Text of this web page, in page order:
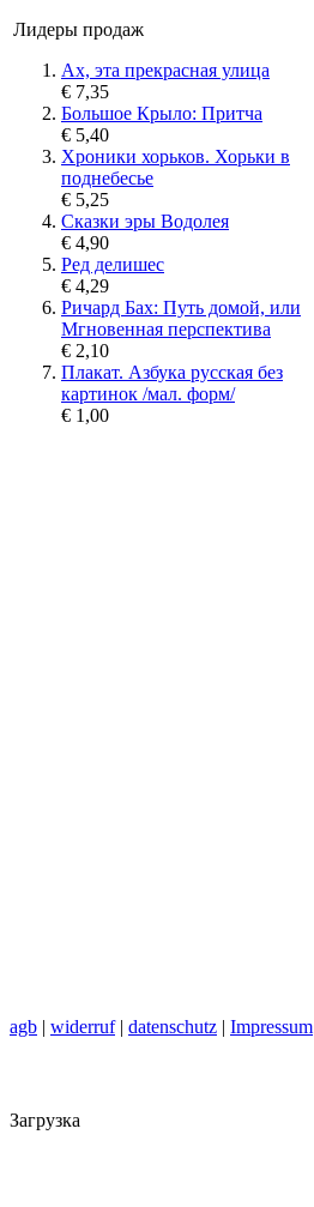
Лидеры продаж
Ах, эта прекрасная улица
€ 7,35
Большое Крыло: Притча
€ 5,40
Хроники хорьков. Хорьки в
поднебесье
€ 5,25
Сказки эры Водолея
€ 4,90
Ред делишес
€ 4,29
Ричард Бах: Путь домой, или
Мгновенная перспектива
€ 2,10
Плакат. Азбука русская без
картинок /мал. форм/
€ 1,00
agb | widerruf| datenschutz | Impressum
Загрузка